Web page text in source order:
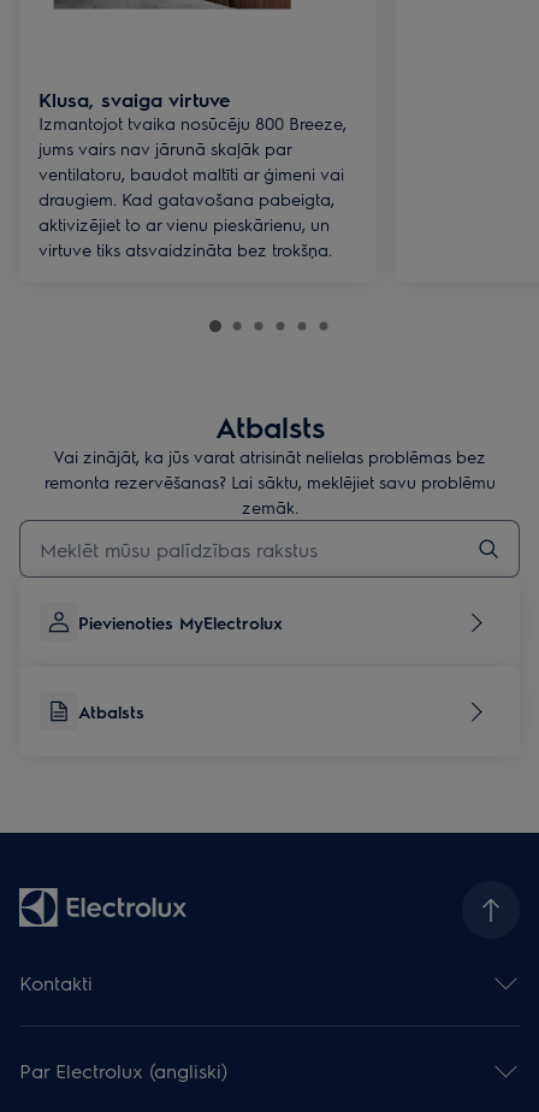
Klusa, svaiga virtuve
Izmantojot tvaika nosūcēju 800 Breeze,
jums vairs nav jārunā skaļāk par
ventilatoru, baudot maltīti ar ģimeni vai
draugiem. Kad gatavošana pabeigta,
aktivizējiet to ar vienu pieskārienu, un
virtuve tiks atsvaidzināta bez trokšņa.
Atbalsts
Vai zinājāt, ka jūs varat atrisināt nelielas problēmas bez
remonta rezervēšanas? Lai sāktu, meklējiet savu problēmu
zemāk.
Rakstiet, lai meklētu rakstus par atbalstu
Pievienoties MyElectrolux
Atbalsts
Kontakti
Atstāj atsauksmi
Serviss un atbalsts
Par Electrolux (angliski)